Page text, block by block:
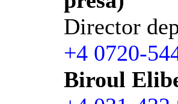
Director
+4 0720-
Biroul